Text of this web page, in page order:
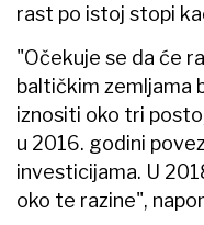
rast po istoj stopi
"Očekuje se da će
baltičkim zemljama
iznositi oko tri
u 2016. godini
investicijama. U
oko te razine",